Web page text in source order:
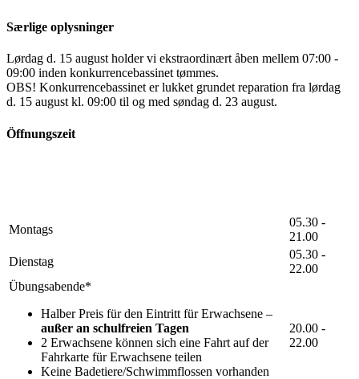
Særlige oplysninger
Lørdag d. 15 august holder vi ekstraordinært åben mellem 07:00 -
09:00 inden konkurrencebassinet tømmes.
OBS! Konkurrencebassinet er lukket grundet reparation fra lørdag
d. 15 august kl. 09:00 til og med søndag d. 23 august.
Öffnungszeit
Montags
05.30 -
21.00
Dienstag
05.30 -
22.00
Übungsabende*
Halber Preis für den Eintritt für Erwachsene –
außer an schulfreien Tagen
2 Erwachsene können sich eine Fahrt auf der
Fahrkarte für Erwachsene teilen
Keine Badetiere/Schwimmflossen vorhanden
20.00 -
22.00